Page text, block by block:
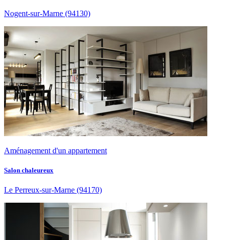
Nogent-sur-Marne (94130)
Aménagement d'un appartement
Salon chaleureux
Le Perreux-sur-Marne (94170)